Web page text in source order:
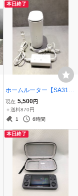
本日終了
ホームルーター【SA3129
◎】Speed Wi-Fi HOME 5
G L11 ZTR01 ホワイ
ト アダプタ UES24B-12
260627
現在 5,500円
＋送料870円
1
6時間
本日終了